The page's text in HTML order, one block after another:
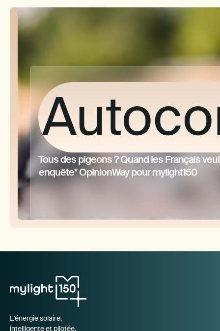
Le
Tous des pigeons ? Quand les Français
enquête* OpinionWay pour mylight150
L'énergie solaire,
intelligente et pilotée.